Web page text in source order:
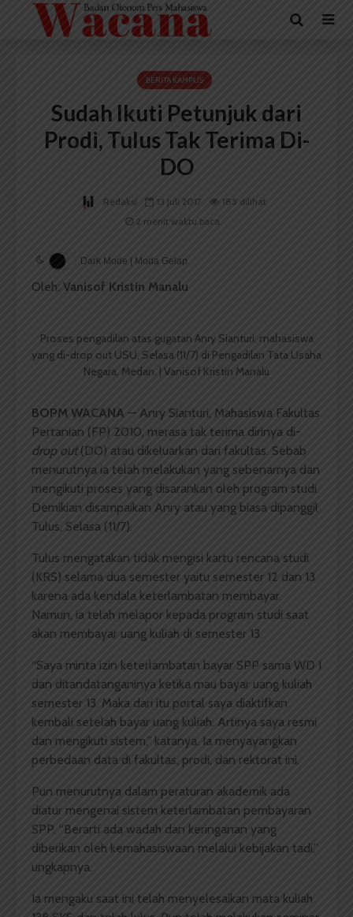
BERITA KAMPUS
Sudah Ikuti Petunjuk dari
Prodi, Tulus Tak Terima Di-
DO
Redaksi 13 Juli 2017
185 dilihat
2 menit waktu baca
Dark Mode | Moda Gelap
Oleh: Vanisof Kristin Manalu
Proses pengadilan atas gugatan Anry Sianturi, mahasiswa
yang di-drop out USU, Selasa (11/7) di Pengadilan Tata Usaha
Negara, Medan. | Vanisof Kristin Manalu
BOPM WACANA — Anry Sianturi, Mahasiswa Fakultas
Pertanian (FP) 2010, merasa tak terima dirinya di-
drop out(DO) atau dikeluarkan dari fakultas. Sebab
menurutnya ia telah melakukan yang sebenarnya dan
mengikuti proses yang disarankan oleh program studi.
Demikian disampaikan Anry atau yang biasa dipanggil
Tulus, Selasa (11/7).
Tulus mengatakan tidak mengisi kartu rencana studi
(KRS) selama dua semester yaitu semester 12 dan 13
karena ada kendala keterlambatan membayar.
Namun, ia telah melapor kepada program studi saat
akan membayar uang kuliah di semester 13.
“Saya minta izin keterlambatan bayar SPP sama WD I
dan ditandatanganinya ketika mau bayar uang kuliah
semester 13. Maka dari itu portal saya diaktifkan
kembali setelah bayar uang kuliah. Artinya saya resmi
dan mengikuti sistem,” katanya. Ia menyayangkan
perbedaan data di fakultas, prodi, dan rektorat ini.
Pun menurutnya dalam peraturan akademik ada
diatur mengenai sistem keterlambatan pembayaran
SPP. “Berarti ada wadah dan keringanan yang
diberikan oleh kemahasiswaan melalui kebijakan tadi,”
ungkapnya.
Ia mengaku saat ini telah menyelesaikan mata kuliah